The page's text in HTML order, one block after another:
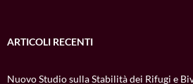
ARTICOLI RECENTI
Nuovo Studio sulla Stabilità dei Rifugi e